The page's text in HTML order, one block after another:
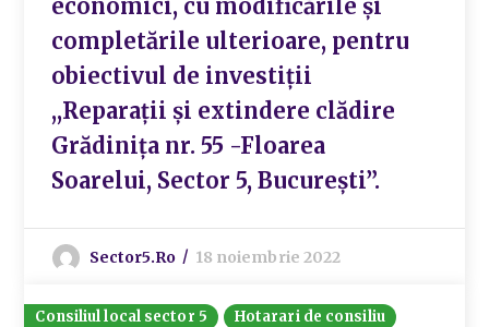
economici, cu modificările și
completările ulterioare, pentru
obiectivul de investiții
,,Reparații și extindere clădire
Grădinița nr. 55 -Floarea
Soarelui, Sector 5, București”.
Sector5.ro 18 noiembrie 2022
Consiliul local sector 5
Hotarari de consiliu